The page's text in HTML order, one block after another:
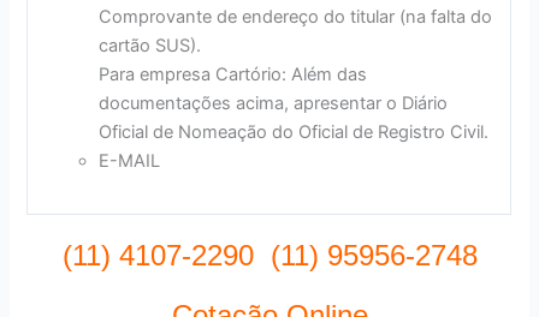
Comprovante de endereço do titular (na falta do
cartão SUS).
Para empresa Cartório: Além das
documentações acima, apresentar o Diário
Oficial de Nomeação do Oficial de Registro Civil.
E-MAIL
(11) 4107-2290 (11) 95956-2748